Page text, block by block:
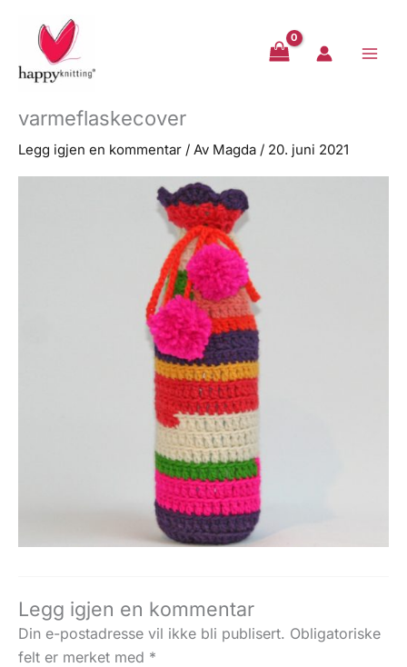
innholdet
varmeflaskecover
Legg igjen en kommentar / Av Magda / 20. juni 2021
Legg igjen en kommentar
Din e-postadresse vil ikke bli publisert. Obligatoriske
felt er merket med *